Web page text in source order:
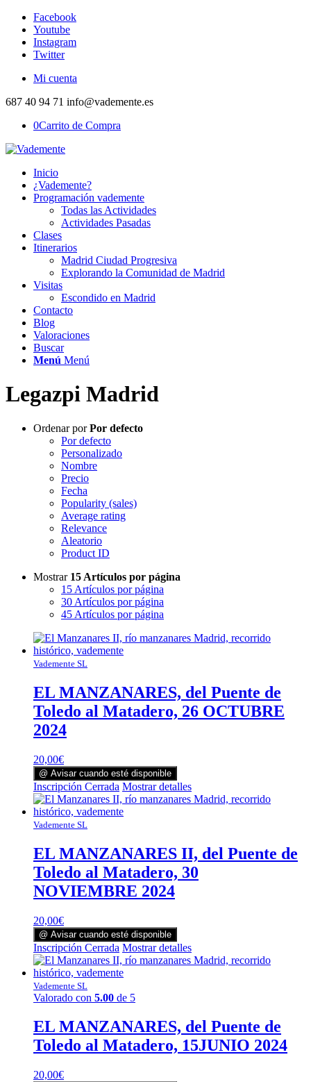
Facebook
Youtube
Instagram
Twitter
Mi cuenta
687 40 94 71 info@vademente.es
0Carrito de Compra
Inicio
¿Vademente?
Programación vademente
Todas las Actividades
Actividades Pasadas
Clases
Itinerarios
Madrid Ciudad Progresiva
Explorando la Comunidad de Madrid
Visitas
Escondido en Madrid
Contacto
Blog
Valoraciones
Buscar
Menú Menú
Legazpi Madrid
Ordenar porPor defecto
Por defecto
Personalizado
Nombre
Precio
Fecha
Popularity (sales)
Average rating
Relevance
Aleatorio
Product ID
Mostrar 15 Artículos por página
15 Artículos por página
30 Artículos por página
45 Artículos por página
Vademente SL
EL MANZANARES, del Puente de
Toledo al Matadero, 26 OCTUBRE
2024
20,00€
@ Avisar cuando esté disponible
Inscripción Cerrada Mostrar detalles
Vademente SL
EL MANZANARES II, del Puente de
Toledo al Matadero, 30
NOVIEMBRE 2024
20,00€
@ Avisar cuando esté disponible
Inscripción Cerrada Mostrar detalles
Vademente SL
Valorado con 5.00 de 5
EL MANZANARES, del Puente de
Toledo al Matadero, 15JUNIO 2024
20,00€